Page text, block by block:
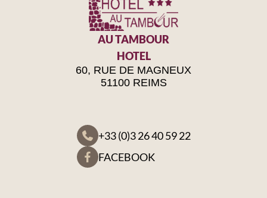
AU TAMBOUR
HOTEL
60, RUE DE MAGNEUX
51100 REIMS
+33 (0)3 26 40 59 22
FACEBOOK